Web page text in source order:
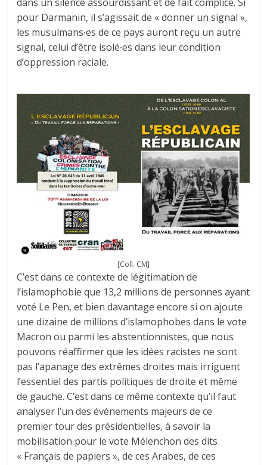
pour Darmanin, il s’agissait de « donner un signal »,
les musulmans∙es de ce pays auront reçu un autre
signal, celui d’être isolé∙es dans leur condition
d’oppression raciale.
[Coll. CM]
C’est dans ce contexte de légitimation de
l’islamophobie que 13,2 millions de personnes ayant
voté Le Pen, et bien davantage encore si on ajoute
une dizaine de millions d’islamophobes dans le vote
Macron ou parmi les abstentionnistes, que nous
pouvons réaffirmer que les idées racistes ne sont
pas l’apanage des extrêmes droites mais irriguent
l’essentiel des partis politiques de droite et même
de gauche. C’est dans ce même contexte qu’il faut
analyser l’un des événements majeurs de ce
premier tour des présidentielles, à savoir la
mobilisation pour le vote Mélenchon des dits
« Français de papiers », de ces Arabes, de ces